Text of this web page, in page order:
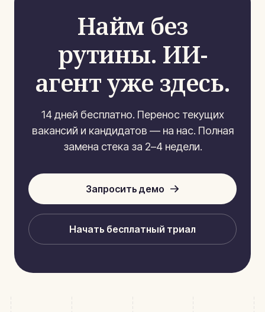
Найм без
рутины. ИИ-
агент уже здесь.
14 дней бесплатно. Перенос текущих
вакансий и кандидатов — на нас. Полная
замена стека за 2–4 недели.
Запросить демо
Начать бесплатный триал